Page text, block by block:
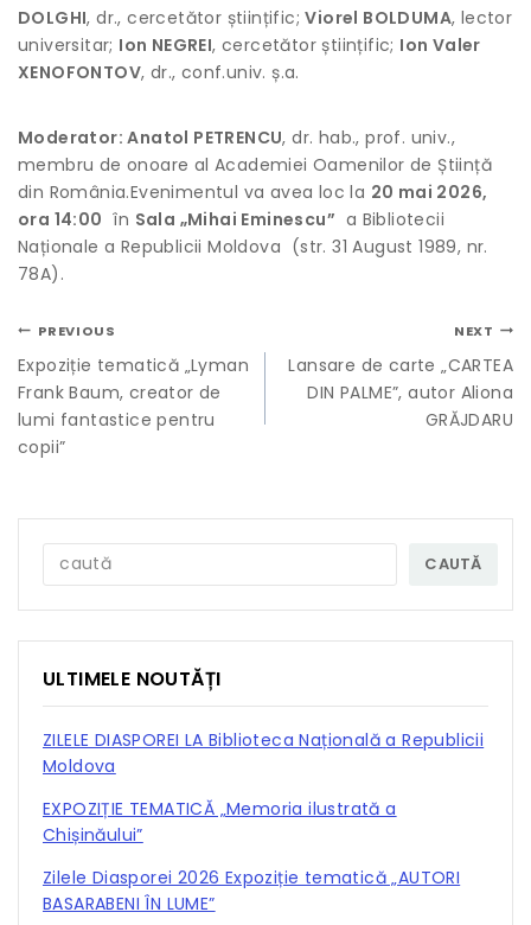
DOLGHI, dr., cercetător științific;Viorel BOLDUMA, lector
universitar; Ion NEGREI, cercetător științific; Ion Valer
XENOFONTOV, dr., conf.univ. ș.a.
Moderator: Anatol PETRENCU, dr. hab., prof. univ.,
membru de onoare al Academiei Oamenilor de Știință
din România.Evenimentul va avea loc la 20 mai 2026,
ora 14:00 în Sala „Mihai Eminescu” a Bibliotecii
Naționale a Republicii Moldova (str. 31 August 1989, nr.
78A).
PREVIOUS
Expoziție tematică „Lyman
Frank Baum, creator de
lumi fantastice pentru
copii”
NEXT
Lansare de carte „CARTEA
DIN PALME”, autor Aliona
GRĂJDARU
CAUTĂ
ULTIMELE NOUTĂȚI
ZILELE DIASPOREI LA Biblioteca Națională a Republicii
Moldova
EXPOZIȚIE TEMATICĂ „Memoria ilustrată a
Chișinăului”
Zilele Diasporei 2026 Expoziție tematică „AUTORI
BASARABENI ÎN LUME”